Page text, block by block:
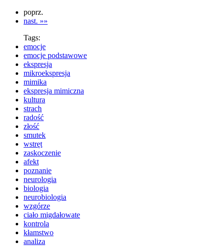
poprz.
nast. »»
Tags:
emocje
emocje podstawowe
ekspresja
mikroekspresja
mimika
ekspresja mimiczna
kultura
strach
radość
złość
smutek
wstręt
zaskoczenie
afekt
poznanie
neurologia
biologia
neurobiologia
wzgórze
ciało migdałowate
kontrola
kłamstwo
analiza